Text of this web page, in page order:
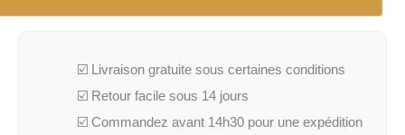
☑️ Livraison gratuite sous certaines conditions
☑️ Retour facile sous 14 jours
☑️ Commandez avant 14h30 pour une expédition